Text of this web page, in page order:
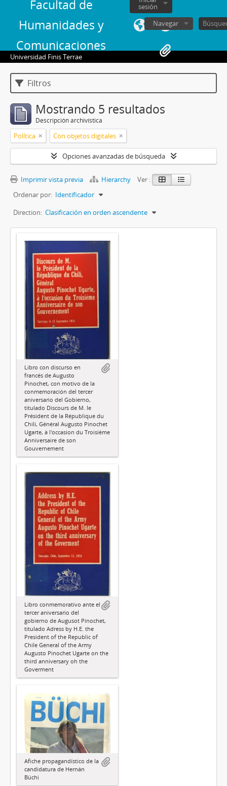
Facultad de
Humanidades y
Comunicaciones
sesión
Navegar
Universidad Finis Terrae
Filtros
Mostrando 5 resultados
Descripción archivística
Política Con objetos digitales
Opciones avanzadas de búsqueda
Imprimir vista previa Hierarchy
Ver :
Ordenar por: Identificador
Direction: Clasificación en orden ascendente
Libro con discurso en
francés de Augusto
Pinochet, con motivo de la
conmemoración del tercer
aniversario del Gobierno,
titulado Discours de M. le
Président de la République du
Chilí, Général Augusto Pinochet
Ugarte, à l'occasion du Troisième
Anniversaire de son
Gouvernement
Libro conmemorativo ante el
tercer aniversario del
gobierno de Augusot Pinochet,
titulado Adress by H.E. the
President of the Republic of
Chile General of the Army
Augusto Pinochet Ugarte on the
third anniversary oh the
Goverment
Afiche propagandístico de la
candidatura de Hernán
Büchi